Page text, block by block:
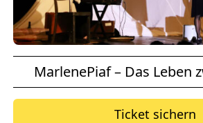
MarlenePiaf – Das Leben
Ticket sichern